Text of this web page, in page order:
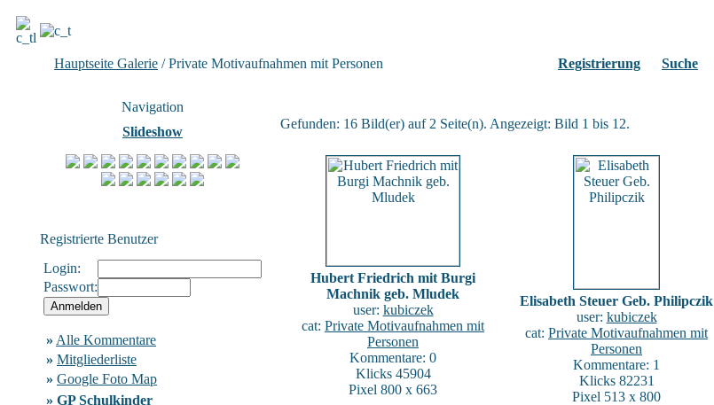
Hauptseite Galerie / Private Motivaufnahmen mit Personen Registrierung Suche
Navigation
Slideshow
Registrierte Benutzer
Login:
Passwort:
» Alle Kommentare
» Mitgliederliste
» Google Foto Map
» GP Schulkinder
Gefunden: 16 Bild(er) auf 2 Seite(n). Angezeigt: Bild 1 bis 12.
Hubert Friedrich mit Burgi
Machnik geb. Mludek
user: kubiczek
cat: Private Motivaufnahmen mit
Personen
Kommentare: 0
Klicks 45904
Pixel 800 x 663
Elisabeth Steuer Geb. Philipczik
user: kubiczek
cat: Private Motivaufnahmen mit
Personen
Kommentare: 1
Klicks 82231
Pixel 513 x 800